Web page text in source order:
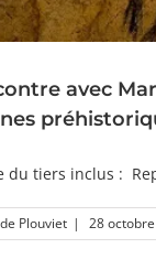
avec
du tiers inclus :
Plouviet | 28